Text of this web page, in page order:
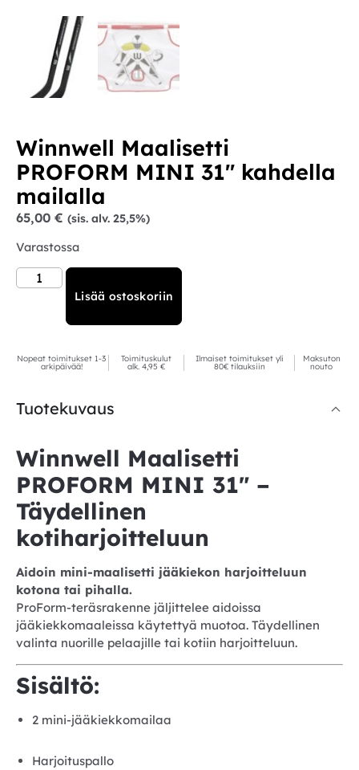
Winnwell Maalisetti
PROFORM MINI 31″ kahdella
mailalla
65,00 € (sis. alv. 25,5%)
Varastossa
Lisää ostoskoriin
Nopeat toimitukset 1-3
arkipäivää!
Toimituskulut
alk. 4,95 €
Ilmaiset toimitukset yli
80€ tilauksiin
Maksuton
nouto
Tuotekuvaus
Winnwell Maalisetti
PROFORM MINI 31″ –
Täydellinen
kotiharjoitteluun
Aidoin mini-maalisetti jääkiekon harjoitteluun
kotona tai pihalla.
ProForm-teräsrakenne jäljittelee aidoissa
jääkiekkomaaleissa käytettyä muotoa. Täydellinen
valinta nuorille pelaajille tai kotiin harjoitteluun.
Sisältö:
2 mini-jääkiekkomailaa
Harjoituspallo